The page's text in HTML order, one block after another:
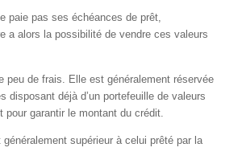
paie pas ses échéances de prêt,
a alors la possibilité de vendre ces valeurs
peu de frais. Elle est généralement réservée
disposant déjà d’un portefeuille de valeurs
garantir le montant du crédit.
supérieur à celui prêté par la